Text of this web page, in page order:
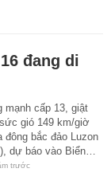
đang di
mạnh cấp 13, giật
gió 149 km/giờ
đông bắc đảo Luzon
dự báo vào Biển…
trước